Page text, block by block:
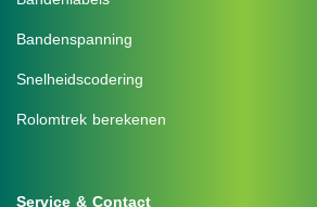
Bandenspanning
Snelheidscodering
Rolomtrek berekenen
Service & Contact